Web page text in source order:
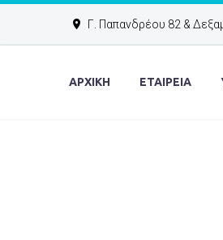
Γ. Παπανδρέου 82 &
ΑΡΧΙΚΉ ΕΤΑΙΡΕΙΑ